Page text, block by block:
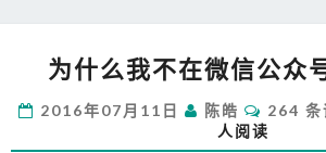
什
我
不
为什么我不在微信公众
2016年07月11日 陈皓
评
论
264 条
人阅读